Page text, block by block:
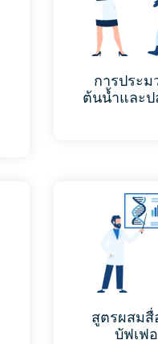
การประม
ต้นน้ำและป
สูตรผสมสื่
บัฟเฟ